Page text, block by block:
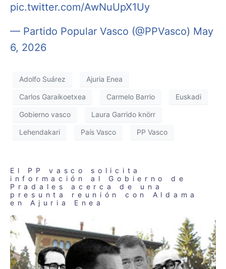
pic.twitter.com/AwNuUpX1Uy
— Partido Popular Vasco (@PPVasco) May
6, 2026
Adolfo Suárez Ajuria Enea
Carlos Garaikoetxea Carmelo Barrio Euskadi
Gobierno vasco Laura Garrido knörr
Lehendakari País Vasco PP Vasco
El PP vasco solicita
información al Gobierno de
Pradales acerca de una
presunta reunión con Aldama
en Ajuria Enea